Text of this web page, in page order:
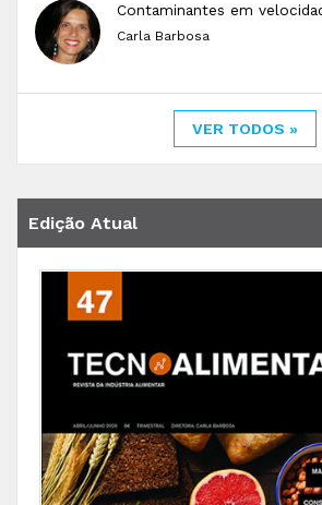
Contaminantes em
Carla Barbosa
VER TODOS »
Edição Atual